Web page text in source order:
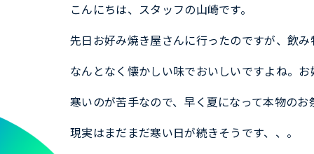
こんにちは、スタッフの山崎です。
先日お好み焼き屋さんに行ったのですが、飲
なんとなく懐かしい味でおいしいですよね。
寒いのが苦手なので、早く夏になって本物の
現実はまだまだ寒い日が続きそうです、、。